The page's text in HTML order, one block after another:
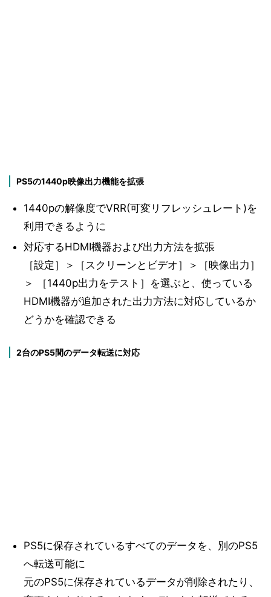
PS5の1440p映像出力機能を拡張
1440pの解像度でVRR(可変リフレッシュレート)を
利用できるように
対応するHDMI機器および出力方法を拡張
［設定］＞［スクリーンとビデオ］＞［映像出力］
＞ ［1440p出力をテスト］を選ぶと、使っている
HDMI機器が追加された出力方法に対応しているか
どうかを確認できる
2台のPS5間のデータ転送に対応
PS5に保存されているすべてのデータを、別のPS5
へ転送可能に
元のPS5に保存されているデータが削除されたり、